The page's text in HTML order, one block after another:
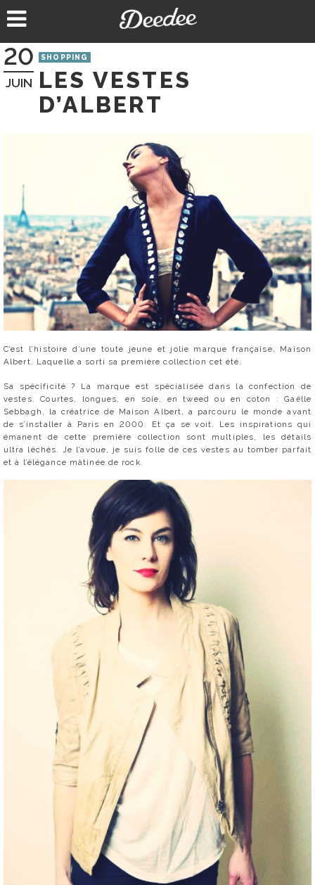
au
20
JUIN
SHOPPING
LES VESTES
D’ALBERT
C’est l’histoire d’une toute jeune et jolie marque française, Maison
Albert. Laquelle a sorti sa première collection cet été.
Sa spécificité ? La marque est spécialisée dans la confection de
vestes. Courtes, longues, en soie, en tweed ou en coton : Gaëlle
Sebbagh, la créatrice de Maison Albert, a parcouru le monde avant
de s’installer à Paris en 2000. Et ça se voit. Les inspirations qui
émanent de cette première collection sont multiples, les détails
ultra léchés. Je l’avoue, je suis folle de ces vestes au tomber parfait
et à l’élégance mâtinée de rock.